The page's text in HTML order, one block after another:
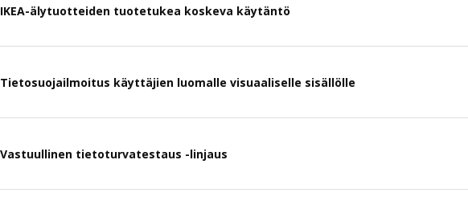
IKEA-älytuotteiden tuotetukea koskeva käytäntö
Tietosuojailmoitus käyttäjien luomalle visuaaliselle sisällölle
Vastuullinen tietoturvatestaus -linjaus